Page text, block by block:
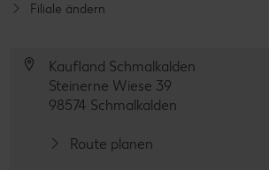
Filiale ändern
Kaufland Schmalkalden
Steinerne Wiese 39
98574 Schmalkalden
Route planen